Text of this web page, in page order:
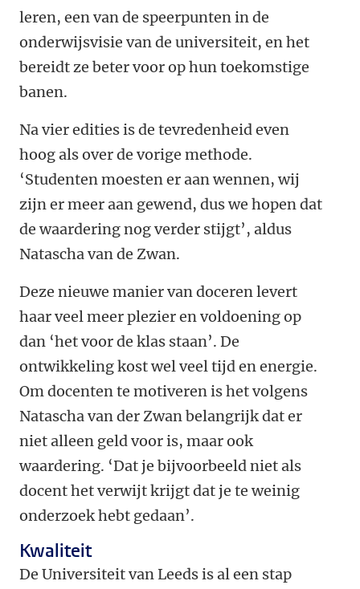
leren, een van de speerpunten in de
onderwijsvisie van de universiteit, en het
bereidt ze beter voor op hun toekomstige
banen.
Na vier edities is de tevredenheid even
hoog als over de vorige methode.
‘Studenten moesten er aan wennen, wij
zijn er meer aan gewend, dus we hopen dat
de waardering nog verder stijgt’, aldus
Natascha van de Zwan.
Deze nieuwe manier van doceren levert
haar veel meer plezier en voldoening op
dan ‘het voor de klas staan’. De
ontwikkeling kost wel veel tijd en energie.
Om docenten te motiveren is het volgens
Natascha van der Zwan belangrijk dat er
niet alleen geld voor is, maar ook
waardering. ‘Dat je bijvoorbeeld niet als
docent het verwijt krijgt dat je te weinig
onderzoek hebt gedaan’.
Kwaliteit
De Universiteit van Leeds is al een stap